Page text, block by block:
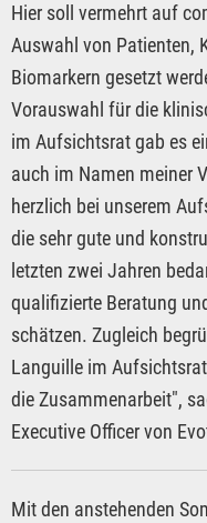
Hier soll vermehrt auf
Auswahl von Patienten,
Biomarkern gesetzt
Vorauswahl für die
im Aufsichtsrat gab es
auch im Namen meiner
herzlich bei unserem
die sehr gute und
letzten zwei Jahren
qualifizierte Beratung
schätzen. Zugleich
Languille im
die Zusammenarbeit",
Executive Officer von
Mit den anstehenden